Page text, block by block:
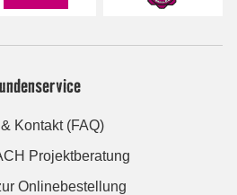
Kontakt (FAQ)
Projektberatung
Onlinebestellung